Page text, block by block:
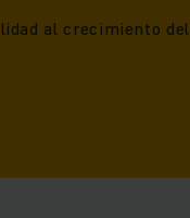
al crecimiento del